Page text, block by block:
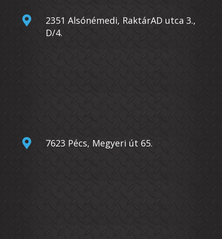

2351 Alsónémedi, RaktárAD utca 3.,
D/4.
 7623 Pécs, Megyeri út 65.